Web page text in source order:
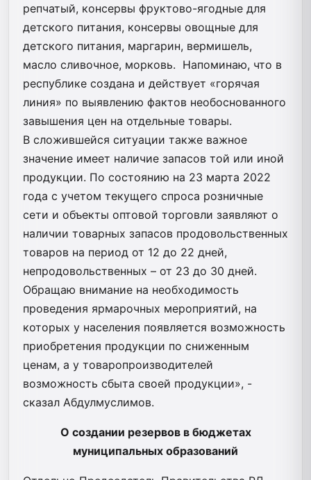
репчатый, консервы фруктово-ягодные для
детского питания, консервы овощные для
детского питания, маргарин, вермишель,
масло сливочное, морковь. Напоминаю, что в
республике создана и действует «горячая
линия» по выявлению фактов необоснованного
завышения цен на отдельные товары.
В сложившейся ситуации также важное
значение имеет наличие запасов той или иной
продукции. По состоянию на 23 марта 2022
года с учетом текущего спроса розничные
сети и объекты оптовой торговли заявляют о
наличии товарных запасов продовольственных
товаров на период от 12 до 22 дней,
непродовольственных – от 23 до 30 дней.
Обращаю внимание на необходимость
проведения ярмарочных мероприятий, на
которых у населения появляется возможность
приобретения продукции по сниженным
ценам, а у товаропроизводителей
возможность сбыта своей продукции», -
сказал Абдулмуслимов.
О создании резервов в бюджетах
муниципальных образований